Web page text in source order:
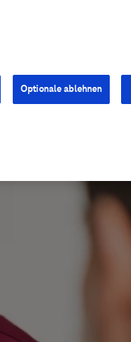
Optionale ablehnen